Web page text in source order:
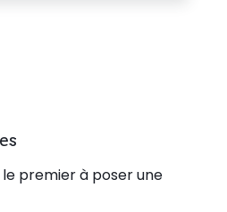
le premier à poser une